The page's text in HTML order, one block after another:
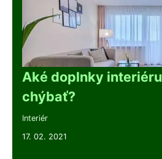
Aké doplnky
chýbať?
Interiér
17. 02. 2021